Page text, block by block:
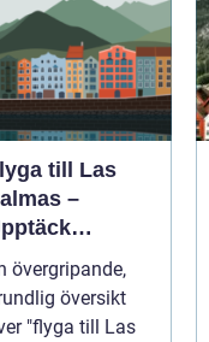
till Las
–
övergripande,
översikt
"flyga till Las